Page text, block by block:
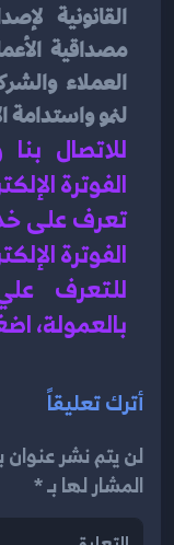
لنمو واستدامة
الفوترة
تعرف على
الفوترة
بالعمولة،
أترك تعليقاً
لن يتم نشر عنوان
المشار لها بـ *